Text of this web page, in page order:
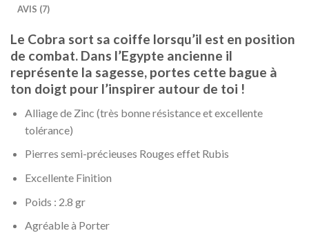
AVIS (7)
Le Cobra sort sa coiffe lorsqu’il est en position
de combat. Dans l’Egypte ancienne il
représente la sagesse, portes cette bague à
ton doigt pour l’inspirer autour de toi !
Alliage de Zinc (très bonne résistance et excellente
tolérance)
Pierres semi-précieuses Rouges effet Rubis
Excellente Finition
Poids : 2.8 gr
Agréable à Porter